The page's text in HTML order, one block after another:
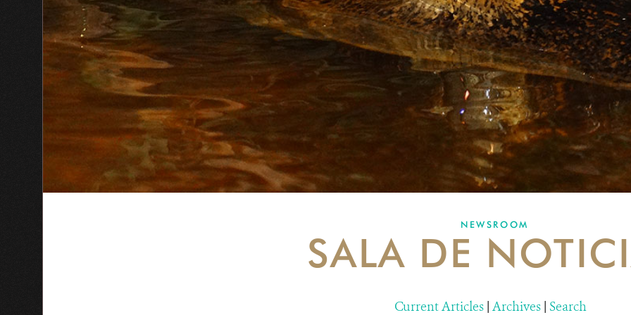
NEWSROOM
SALA DE
Current Articles | Archives | Search